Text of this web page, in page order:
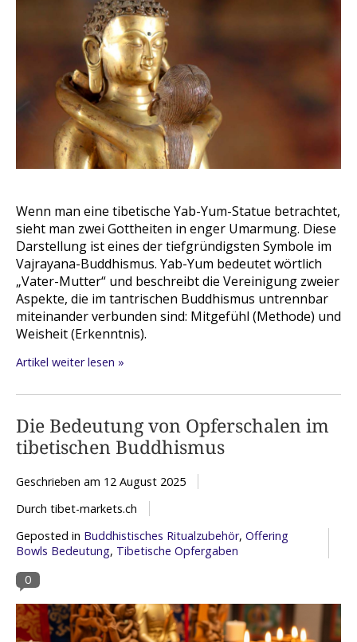
Wenn man eine tibetische Yab-Yum-Statue betrachtet,
sieht man zwei Gottheiten in enger Umarmung. Diese
Darstellung ist eines der tiefgründigsten Symbole im
Vajrayana-Buddhismus. Yab-Yum bedeutet wörtlich
„Vater-Mutter“ und beschreibt die Vereinigung zweier
Aspekte, die im tantrischen Buddhismus untrennbar
miteinander verbunden sind: Mitgefühl (Methode) und
Weisheit (Erkenntnis).
Artikel weiter lesen »
Die Bedeutung von Opferschalen im
tibetischen Buddhismus
Geschrieben am 12 August 2025
Durch tibet-markets.ch
Geposted in Buddhistisches Ritualzubehör, Offering
Bowls Bedeutung, Tibetische Opfergaben
0